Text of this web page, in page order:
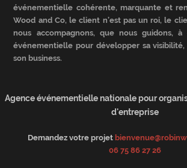
événementielle cohérente, marquante et
Wood and Co, le client n’est pas un roi, le
nous accompagnons, que nous guidons, à
événementielle pour développer sa visibilité,
son business.
Agence événementielle nationale pour
d'entreprise
Demandez votre projet
06 75 86 27 26